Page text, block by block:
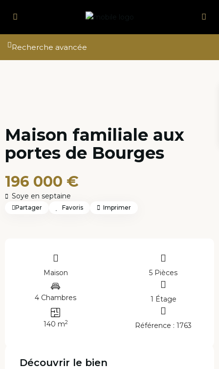
Recherche avancée
Maison familiale aux
portes de Bourges
196 000 €
Soye en septaine
Partager Favoris Imprimer
Maison 5 Pièces
4 Chambres 1 Étage
140 m2 Référence : 1763
Découvrir le bien